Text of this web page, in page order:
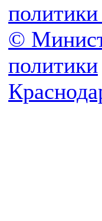
©
политики